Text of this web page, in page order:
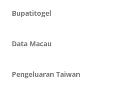
Bupatitogel
Data Macau
Pengeluaran Taiwan